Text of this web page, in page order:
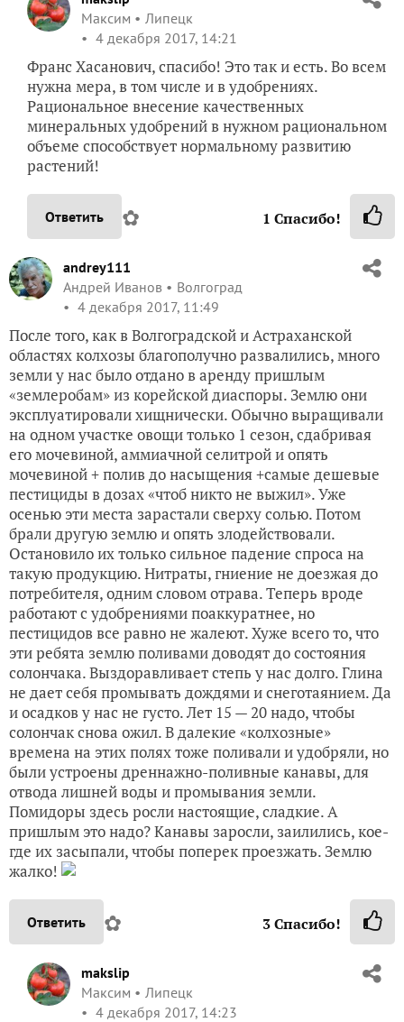
Максим
Липецк
4 декабря 2017, 14:21
Франс Хасанович, спасибо! Это так и есть. Во всем
нужна мера, в том числе и в удобрениях.
Рациональное внесение качественных
минеральных удобрений в нужном рациональном
объеме способствует нормальному развитию
растений!
Ответить ✿ 1 Спасибо!
andrey111
Андрей Иванов
Волгоград
4 декабря 2017, 11:49
После того, как в Волгоградской и Астраханской
областях колхозы благополучно развалились, много
земли у нас было отдано в аренду пришлым
«землеробам» из корейской диаспоры. Землю они
эксплуатировали хищнически. Обычно выращивали
на одном участке овощи только 1 сезон, сдабривая
его мочевиной, аммиачной селитрой и опять
мочевиной + полив до насыщения +самые дешевые
пестициды в дозах «чтоб никто не выжил». Уже
осенью эти места зарастали сверху солью. Потом
брали другую землю и опять злодействовали.
Остановило их только сильное падение спроса на
такую продукцию. Нитраты, гниение не доезжая до
потребителя, одним словом отрава. Теперь вроде
работают с удобрениями поаккуратнее, но
пестицидов все равно не жалеют. Хуже всего то, что
эти ребята землю поливами доводят до состояния
солончака. Выздоравливает степь у нас долго. Глина
не дает себя промывать дождями и снеготаянием. Да
и осадков у нас не густо. Лет 15 — 20 надо, чтобы
солончак снова ожил. В далекие «колхозные»
времена на этих полях тоже поливали и удобряли, но
были устроены дреннажно-поливные канавы, для
отвода лишней воды и промывания земли.
Помидоры здесь росли настоящие, сладкие. А
пришлым это надо? Канавы заросли, заилились, кое-
где их засыпали, чтобы поперек проезжать. Землю
жалко!
Ответить ✿ 3Спасибо!
makslip
Максим
Липецк
4 декабря 2017, 14:23